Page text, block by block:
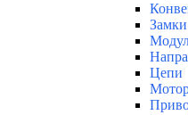
Цепи